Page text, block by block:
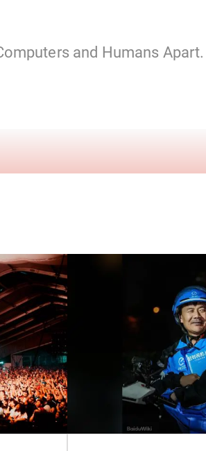
and Humans Apart.